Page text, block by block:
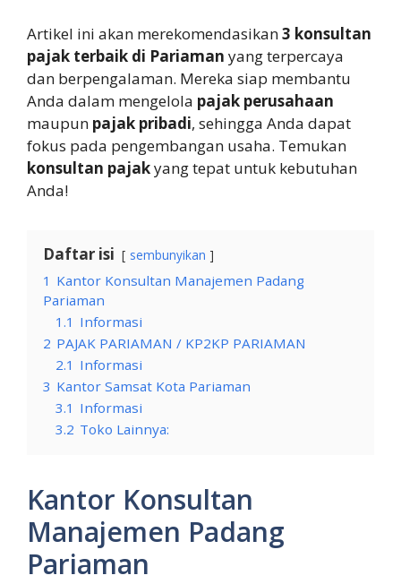
Artikel ini akan merekomendasikan3 konsultan
pajak terbaik di Pariaman yang terpercaya
dan berpengalaman. Mereka siap membantu
Anda dalam mengelola pajak perusahaan
maupun pajak pribadi, sehingga Anda dapat
fokus pada pengembangan usaha. Temukan
konsultan pajakyang tepat untuk kebutuhan
Anda!
Daftar isi sembunyikan
1 Kantor Konsultan Manajemen Padang
Pariaman
1.1 Informasi
2 PAJAK PARIAMAN / KP2KP PARIAMAN
2.1 Informasi
3 Kantor Samsat Kota Pariaman
3.1 Informasi
3.2 Toko Lainnya:
Kantor Konsultan
Manajemen Padang
Pariaman